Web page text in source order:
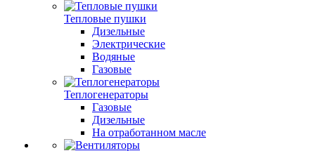
Тепловые пушки
Дизельные
Электрические
Водяные
Газовые
Теплогенераторы
Газовые
Дизельные
На отработанном масле